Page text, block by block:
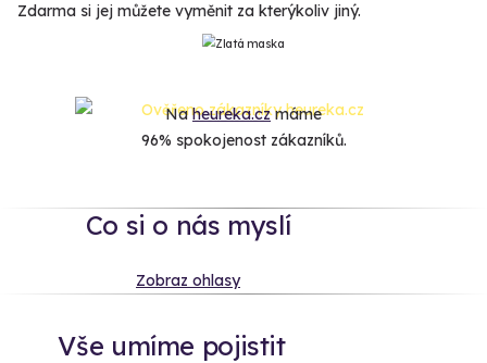
Zdarma si jej můžete vyměnit za kterýkoliv jiný.
Naheureka.czmáme
96% spokojenost zákazníků.
Co si o nás myslí
Zobraz ohlasy
Vše umíme pojistit